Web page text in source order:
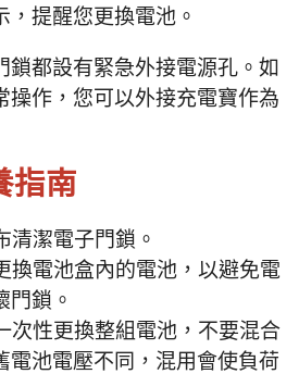
，提醒您更換電池。
鎖都設有緊急外接電源孔。如
操作，您可以外接充電寶作為
指南
清潔電子門鎖。
換電池盒內的電池，以避免電
門鎖。
次性更換整組電池，不要混合
電池電壓不同，混用會使負荷